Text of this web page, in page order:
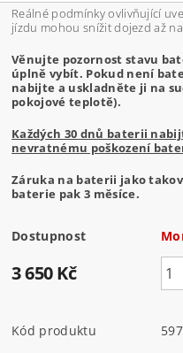
Reálné podmínky ovlivňující
jízdu mohou snížit dojezd až
Věnujte pozornost stavu
úplně vybít. Pokud není
nabijte a uskladněte ji na
pokojové teplotě).
Každých 30 dnů baterii
nevratnému poškození
Záruka na baterii jako
baterie pak 3 měsíce.
Dostupnost
3 650 Kč
Kód produktu
597